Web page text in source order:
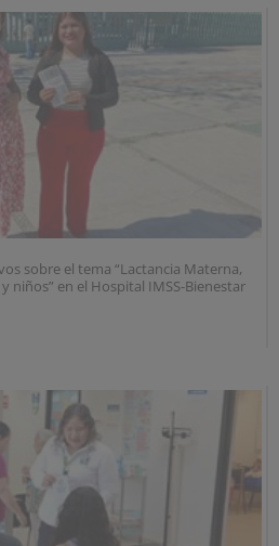
sobre el tema “Lactancia Materna,
niños” en el Hospital IMSS-Bienestar